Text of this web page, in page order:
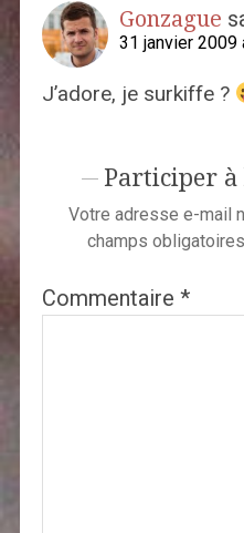
Gonzague
31 janvier 2009
J’adore, je surkiffe ?
Participer à
Votre adresse e-mail
champs
Commentaire *